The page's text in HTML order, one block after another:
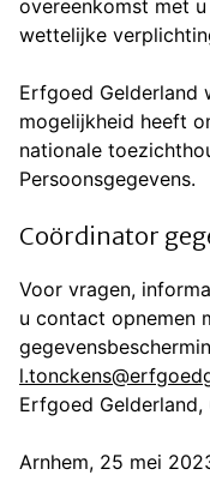
overeenkomst met
wettelijke
Erfgoed Gelderland
mogelijkheid heeft
nationale
Persoonsgegevens.
Coördinator
Voor vragen,
u contact opnemen
Erfgoed Gelderland,
Arnhem, 25 mei